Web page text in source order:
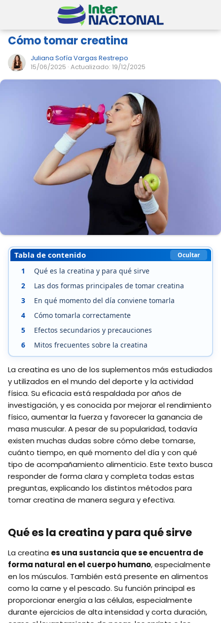
Cómo tomar creatina
Juliana Sofía Vargas Restrepo
15/06/2025 · Actualizado: 19/12/2025
Tabla de contenido Ocultar
1
Qué es la creatina y para qué sirve
2
Las dos formas principales de tomar creatina
3
En qué momento del día conviene tomarla
4
Cómo tomarla correctamente
5
Efectos secundarios y precauciones
6
Mitos frecuentes sobre la creatina
La creatina es uno de los suplementos más estudiados
y utilizados en el mundo del deporte y la actividad
física. Su eficacia está respaldada por años de
investigación, y es conocida por mejorar el rendimiento
físico, aumentar la fuerza y favorecer la ganancia de
masa muscular. A pesar de su popularidad, todavía
existen muchas dudas sobre cómo debe tomarse,
cuánto tiempo, en qué momento del día y con qué
tipo de acompañamiento alimenticio. Este texto busca
responder de forma clara y completa todas estas
preguntas, explicando los distintos métodos para
tomar creatina de manera segura y efectiva.
Qué es la creatina y para qué sirve
La creatina es una sustancia que se encuentra de
forma natural en el cuerpo humano, especialmente
en los músculos. También está presente en alimentos
como la carne y el pescado. Su función principal es
proporcionar energía a las células, especialmente
durante ejercicios de alta intensidad y corta duración,